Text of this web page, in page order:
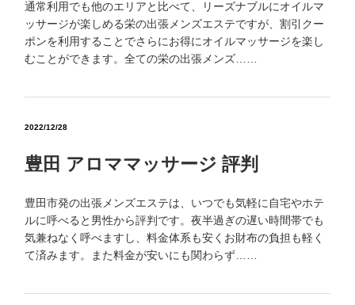
通常利用でも他のエリアと比べて、リーズナブルにオイルマ
ッサージが楽しめる栄の出張メンズエステですが、割引クー
ポンを利用することでさらにお得にオイルマッサージを楽し
むことができます。全ての栄の出張メンズ……
2022/12/28
豊田 アロママッサージ 評判
豊田市発の出張メンズエステは、いつでも気軽に自宅やホテ
ルに呼べると男性から評判です。夜半過ぎの遅い時間帯でも
気兼ねなく呼べますし、料金体系も安くお財布の負担も軽く
て済みます。また料金が安いにも関わらず……